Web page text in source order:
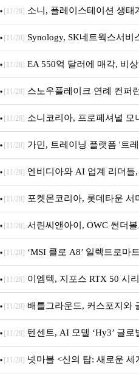
차 서비스 종료
[11/28] 소니, 플레이스테이션 생태
[11/28] Synology, SK네트웍스서
판매 파트너십 체결
[11/28] EA 550억 달러에 매각, 비
전망
[11/28] 스노우플레이크 연례 컨퍼
서울’ 개최
[11/28] 소니코리아, 프로페셔널 모
[11/28] 가민, 트레이닝 플랫폼 '트
수로 선수와 코치에 맞춤형 훈련
[11/28] 엔비디아와 AI 업계 리더들
SAFE 가이드라인 제안
[11/28] 포켓몬코리아, 롯데타운 서
별빛낙원’ 개최
[11/28] 서린씨앤아이, OWC 썬더
트 고정 홀더 증정 이벤트 앵콜 연
[11/28] ‘MSI 클로 A8’ 일렉트로마
[11/28] 이엠텍, 지포스 RTX 50 시
팀 월렛부터 PALIT 지포스 RTX
[11/28] 배틀그라운드, 커스포지와
[11/28] 텐센트, AI 모델 ‘Hy3’ 글로
[11/28] 넷마블 <신의 탑: 새로운 세